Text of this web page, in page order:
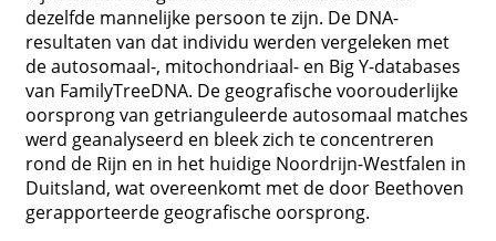
dezelfde mannelijke persoon te zijn. De DNA-
resultaten van dat individu werden vergeleken met
de autosomaal-, mitochondriaal- en Big Y-databases
van FamilyTreeDNA. De geografische voorouderlijke
oorsprong van getrianguleerde autosomaal matches
werd geanalyseerd en bleek zich te concentreren
rond de Rijn en in het huidige Noordrijn-Westfalen in
Duitsland, wat overeenkomt met de door Beethoven
gerapporteerde geografische oorsprong.